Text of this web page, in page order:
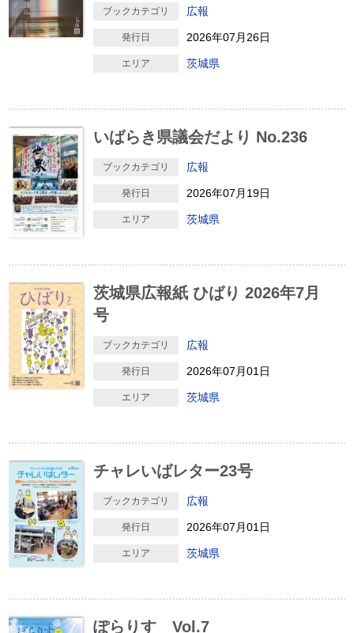
ブックカテゴリ 広報
発行日 2026年07月26日
エリア 茨城県
いばらき県議会だより No.236
ブックカテゴリ 広報
発行日 2026年07月19日
エリア 茨城県
茨城県広報紙 ひばり 2026年7月
号
ブックカテゴリ 広報
発行日 2026年07月01日
エリア 茨城県
チャレいばレター23号
ブックカテゴリ 広報
発行日 2026年07月01日
エリア 茨城県
ぽらりす Vol.7